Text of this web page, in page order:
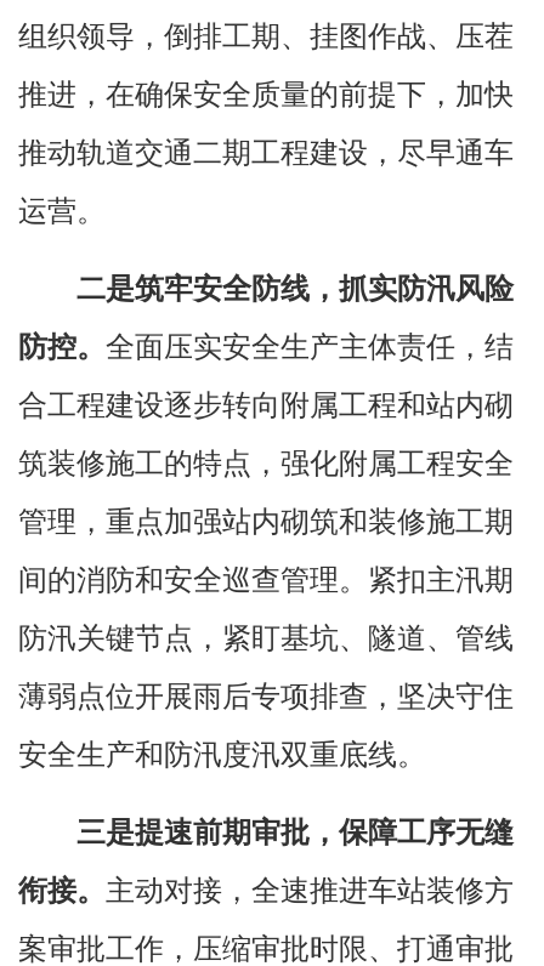
组织领导，倒排工期、挂图作战、压茬
推进，在确保安全质量的前提下，加快
推动轨道交通二期工程建设，尽早通车
运营。
二是筑牢安全防线，抓实防汛风险
防控。 全面压实安全生产主体责任，结
合工程建设逐步转向附属工程和站内砌
筑装修施工的特点，强化附属工程安全
管理，重点加强站内砌筑和装修施工期
间的消防和安全巡查管理。紧扣主汛期
防汛关键节点，紧盯基坑、隧道、管线
薄弱点位开展雨后专项排查，坚决守住
安全生产和防汛度汛双重底线。
三是提速前期审批，保障工序无缝
衔接。 主动对接，全速推进车站装修方
案审批工作，压缩审批时限、打通审批